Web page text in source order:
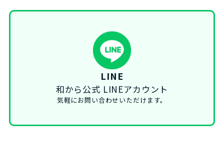
LINE
和から公式 LINEアカウント
気軽にお問い合わせいただけます。